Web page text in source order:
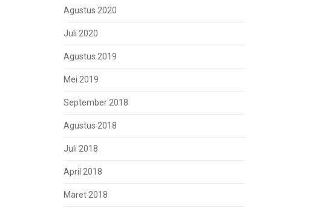
Agustus 2020
Juli 2020
Agustus 2019
Mei 2019
September 2018
Agustus 2018
Juli 2018
April 2018
Maret 2018